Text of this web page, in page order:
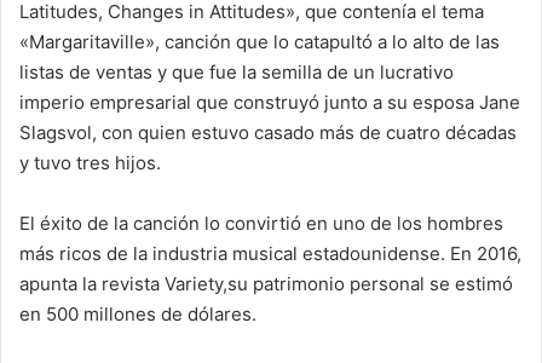
Latitudes, Changes in Attitudes», que contenía el tema
«Margaritaville», canción que lo catapultó a lo alto de las
listas de ventas y que fue la semilla de un lucrativo
imperio empresarial que construyó junto a su esposa Jane
Slagsvol, con quien estuvo casado más de cuatro décadas
y tuvo tres hijos.
El éxito de la canción lo convirtió en uno de los hombres
más ricos de la industria musical estadounidense. En 2016,
apunta la revista Variety,su patrimonio personal se estimó
en 500 millones de dólares.